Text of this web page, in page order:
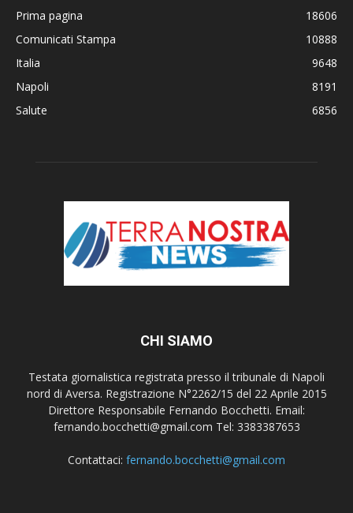
Prima pagina
18606
Comunicati Stampa
10888
Italia
9648
Napoli
8191
Salute
6856
CHI SIAMO
Testata giornalistica registrata presso il tribunale di Napoli
nord di Aversa. Registrazione N°2262/15 del 22 Aprile 2015
Direttore Responsabile Fernando Bocchetti. Email:
fernando.bocchetti@gmail.com Tel: 3383387653
Contattaci: fernando.bocchetti@gmail.com